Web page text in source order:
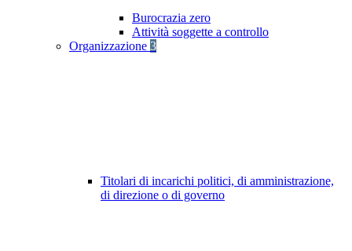
Burocrazia zero
Attività soggette a controllo
Organizzazione 3
Titolari di incarichi politici, di amministrazione,
di direzione o di governo